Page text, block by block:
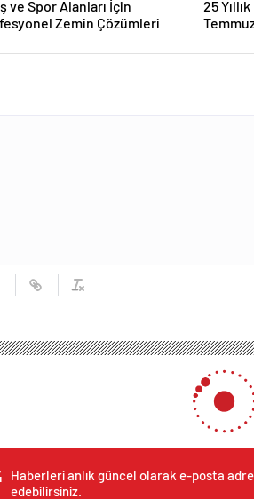
ve Spor Alanları İçin
Zemin Çözümleri
25
Haberleri anlık güncel olarak e-posta
edebilirsiniz.